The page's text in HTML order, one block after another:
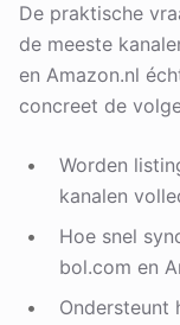
De praktische
de meeste
en Amazon.nl
concreet de
Worden
kanalen
Hoe snel
bol.com en
Ondersteunt